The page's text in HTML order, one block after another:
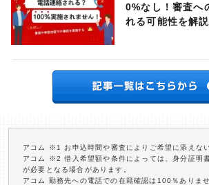
0%なし！審査へ
れる可能性を解説
アコム ※1 お申込時間や審査によりご希望に添えな
アコム ※2 借入希望額や条件によっては、身分証明
が必要となる場合があります。
アコム 勤務先への電話での在籍確認は100％ありませ